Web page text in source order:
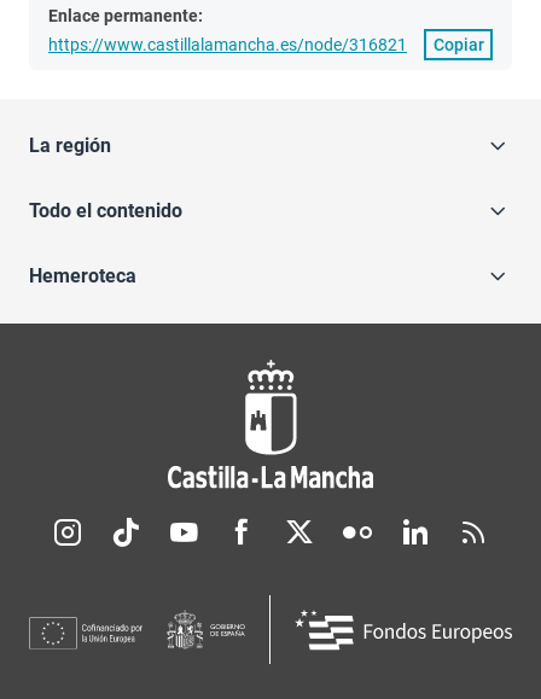
Enlace permanente:
https://www.castillalamancha.es/node/316821
Copiar
La región
Todo el contenido
Hemeroteca
Redes sociales JCCM